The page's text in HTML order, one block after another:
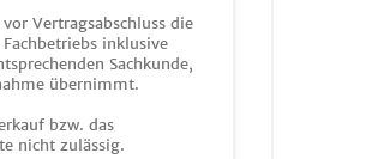
Vertragsabschluss die
inklusive
Sachkunde,
übernimmt.
bzw. das
nicht zulässig.